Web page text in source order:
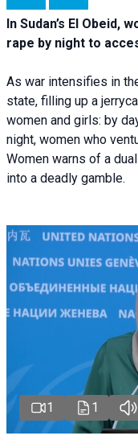
In Sudan’s El Obeid,
rape by night to
As war intensifies in
state, filling up a
women and girls: by
night, women who
Women warns of a
into a deadly gamble.
1 1